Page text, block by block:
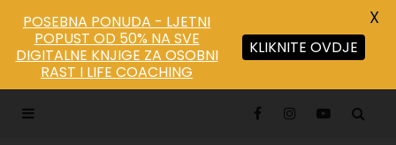
POSEBNA PONUDA - LJETNI
POPUST OD 50% NA SVE
DIGITALNE KNJIGE ZA OSOBNI
RAST I LIFE COACHING
KLIKNITE OVDJE
X
Save